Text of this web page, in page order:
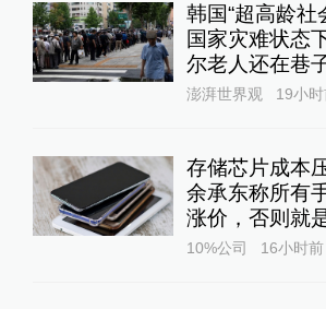
韩国“超高龄
国家灾难状态
尔老人还在巷
澎湃世界观 19小
存储芯片成本
余承东称所有
涨价，否则就
10%公司 16小时前